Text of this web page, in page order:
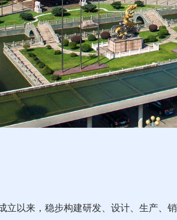
以来，稳步构建研发、设计、生产、